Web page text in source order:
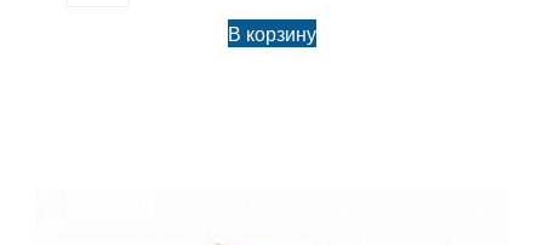
В корзину